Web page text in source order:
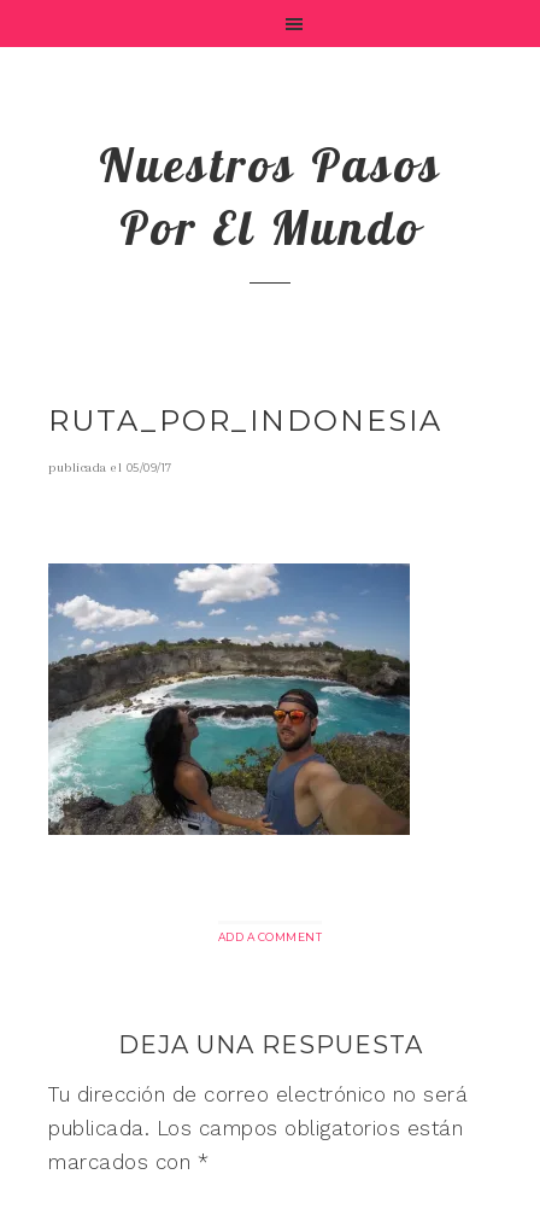
Nuestros Pasos
Por El Mundo
RUTA_POR_INDONESIA
publicada el 05/09/17
ADD A COMMENT
DEJA UNA RESPUESTA
Tu dirección de correo electrónico no será
publicada. Los campos obligatorios están
marcados con *